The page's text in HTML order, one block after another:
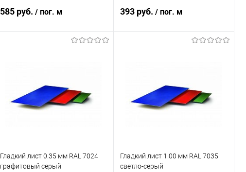
585 руб. / пог. м
В избранное Под заказ
393 руб./ пог. м
В избранное Под заказ
Гладкий лист 0.35 мм RAL 7024
графитовый серый
Гладкий лист 1.00 мм RAL 7035
светло-серый